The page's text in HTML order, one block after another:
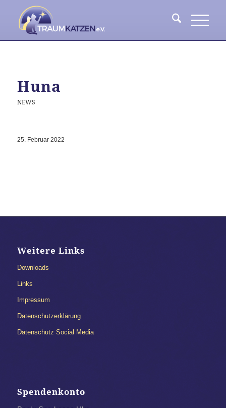
Huna
NEWS
25. Februar 2022
Weitere Links
Downloads
Links
Impressum
Datenschutzerklärung
Datenschutz Social Media
Spendenkonto